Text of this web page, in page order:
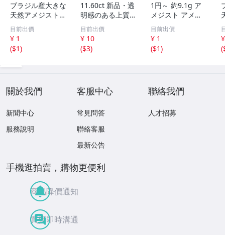
ブラジル産大きな
天然アメジスト結
晶895g［紫水
晶］1本剣^ ^綺麗
目前出價
¥ 1
($1)
11.60ct 新品・透
明感のある上質な
天然アメシスト原
石 ブラジル産
目前出價
¥ 10
($3)
1円～ 約9.1g ア
メジスト アメシ
スト ルース ビー
ズ おまとめ セッ
ト 宝石 色石 ルー
ス ジュエリー 外
目前出價
¥ 1
($1)
(
關於我們
新聞中心
服務說明
客服中心
常見問答
聯絡客服
最新公告
聯絡我們
人才招募
手機逛拍賣，購物更便利
商品降價通知
買賣即時溝通